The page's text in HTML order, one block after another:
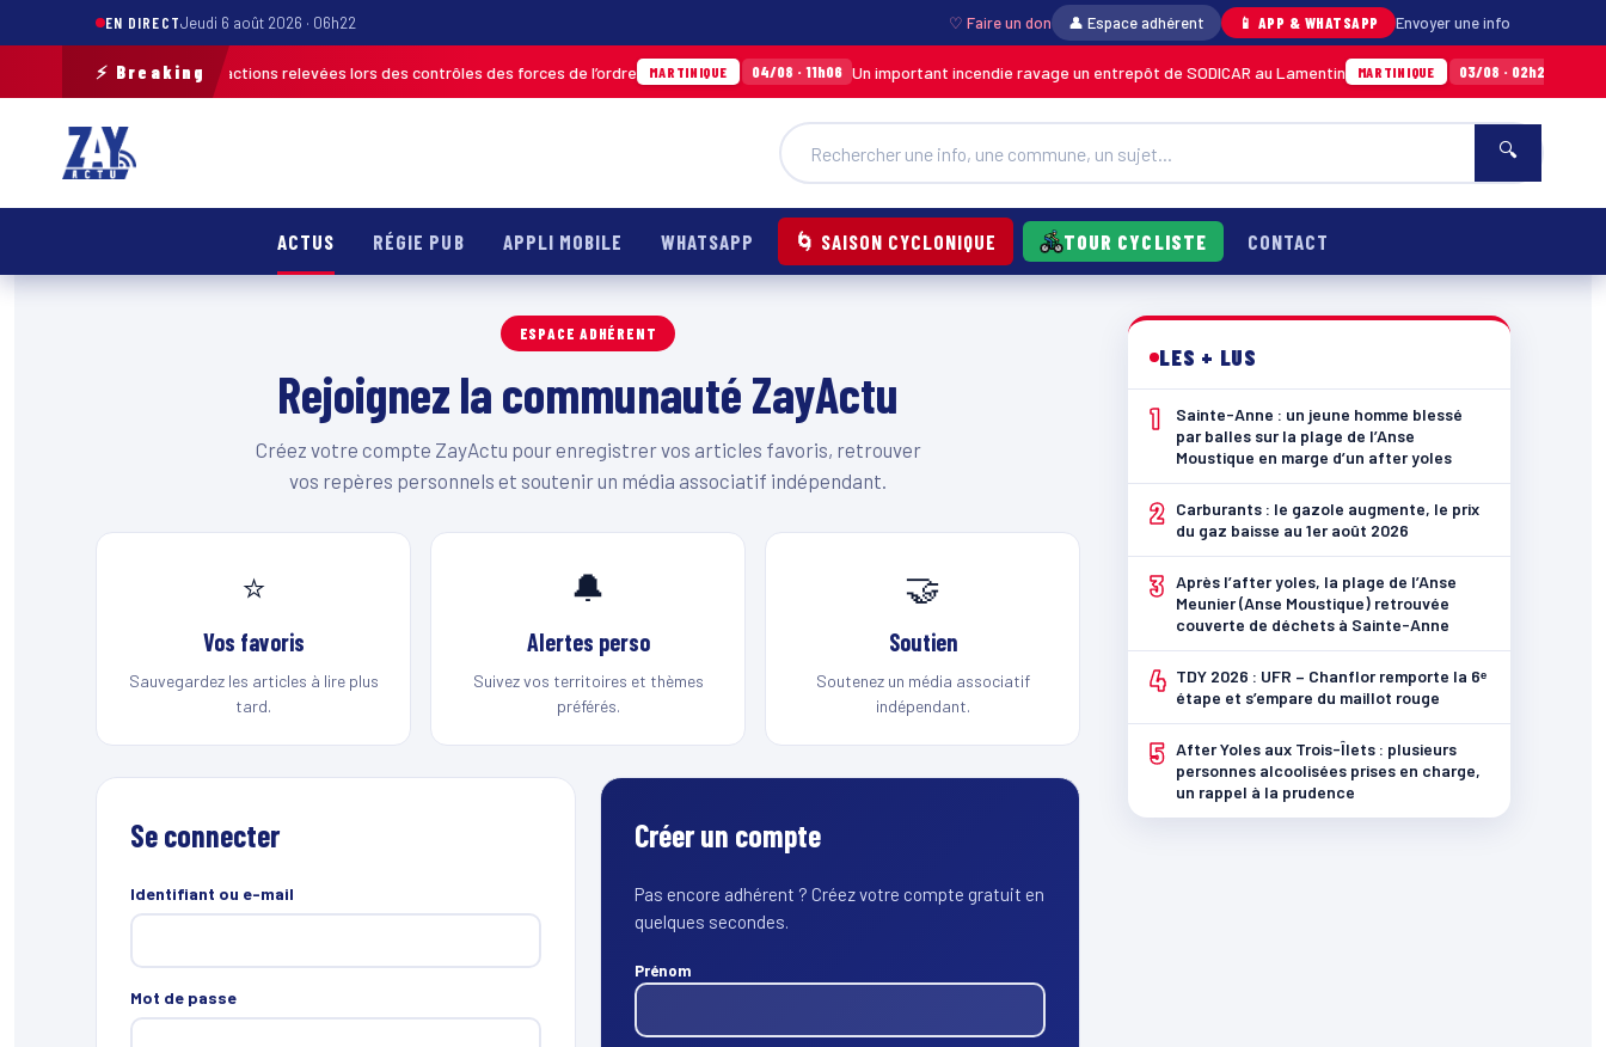
EN DIRECTJeudi 6 août 2026 · 06h22 ♡ Faire un don 👤 Espace adhérent 📱 APP & WHATSAPP Envoyer une info
⚡ Breaking
2026 : plus de 120 infractions relevées lors des contrôles des forces de l’ordre MARTINIQUE 04/08 · 11h06 Un important incendie ravage un entrepôt de SODICAR au Lamentin MARTINIQUE 03/08 · 02h24 Sainte-
🔍
ACTUS RÉGIE PUB APPLI MOBILE WHATSAPP 🌀 SAISON CYCLONIQUE TOUR CYCLISTE CONTACT
ESPACE ADHÉRENT
Rejoignez la communauté ZayActu
Créez votre compte ZayActu pour enregistrer vos articles favoris, retrouver
vos repères personnels et soutenir un média associatif indépendant.
⭐
Vos favoris
Sauvegardez les articles à lire plus
tard.
🔔
Alertes perso
Suivez vos territoires et thèmes
préférés.
🤝
Soutien
Soutenez un média associatif
indépendant.
Se connecter
Identifiant ou e-mail
Mot de passe
Créer un compte
Pas encore adhérent ? Créez votre compte gratuit en
quelques secondes.
Prénom
LES + LUS
1
Sainte-Anne : un jeune homme blessé
par balles sur la plage de l’Anse
Moustique en marge d’un after yoles
2
Carburants : le gazole augmente, le prix
du gaz baisse au 1er août 2026
3 Après l’after yoles, la plage de l’Anse
Meunier (Anse Moustique) retrouvée
couverte de déchets à Sainte-Anne
4 TDY 2026 : UFR – Chanflor remporte la 6ᵉ
étape et s’empare du maillot rouge
5 After Yoles aux Trois-Îlets : plusieurs
personnes alcoolisées prises en charge,
un rappel à la prudence